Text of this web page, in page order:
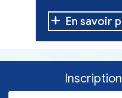
En savoir